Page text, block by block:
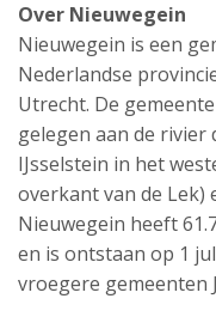
Over Nieuwegein
Nieuwegein is een
Nederlandse
Utrecht. De
gelegen aan de rivier
IJsselstein in het
overkant van de Lek)
Nieuwegein heeft
en is ontstaan op 1
vroegere gemeenten